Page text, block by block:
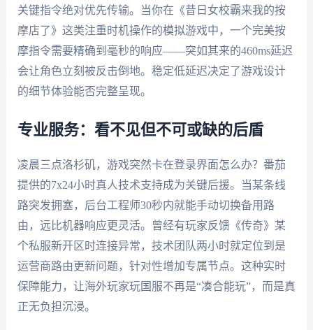
关键指令绝对优先传输。当你在《昔日女校霸来我的按
摩店了》这类注重时机操作的模拟游戏中，一个完美按
摩指令需要精确到毫秒的响应——突如其来的460ms延迟
会让角色立刻被反击倒地。稳定低延迟决定了游戏设计
的细节体验能否完整呈现。
专业服务：看不见但不可或缺的后盾
凌晨三点洛杉矶，游戏突然卡在登录界面怎么办？番茄
提供的7x24小时真人技术支持成为关键后援。当某条线
路突发拥塞，后台工程师30秒内就能手动切换备用路
由，远比机器响应更灵活。曾经有玩家反馈《传奇》某
个私服新开区时连接异常，技术团队两小时就定位到是
运营商路由更新问题，针对性增加专属节点。这种实时
保障能力，让海外玩家玩国服不再是“凑合能玩”，而是真
正无负担沉浸。